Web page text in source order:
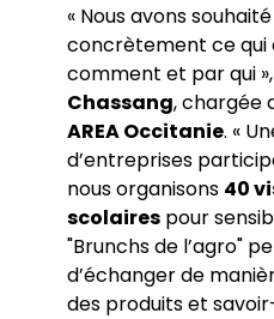
« Nous avons
concrètement ce qui
comment et par qui
Chassang, chargée
AREA Occitanie. «
d’entreprises
nous organisons 40
scolaires pour
"Brunchs de l’agro"
d’échanger de
des produits et